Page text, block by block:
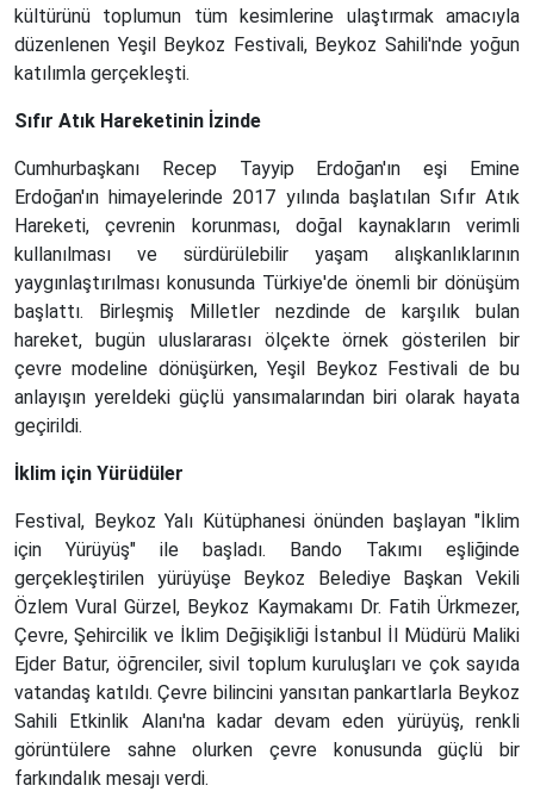
kültürünü toplumun tüm kesimlerine ulaştırmak amacıyla
düzenlenen Yeşil Beykoz Festivali, Beykoz Sahili'nde yoğun
katılımla gerçekleşti.
Sıfır Atık Hareketinin İzinde
Cumhurbaşkanı Recep Tayyip Erdoğan'ın eşi Emine
Erdoğan'ın himayelerinde 2017 yılında başlatılan Sıfır Atık
Hareketi, çevrenin korunması, doğal kaynakların verimli
kullanılması ve sürdürülebilir yaşam alışkanlıklarının
yaygınlaştırılması konusunda Türkiye'de önemli bir dönüşüm
başlattı. Birleşmiş Milletler nezdinde de karşılık bulan
hareket, bugün uluslararası ölçekte örnek gösterilen bir
çevre modeline dönüşürken, Yeşil Beykoz Festivali de bu
anlayışın yereldeki güçlü yansımalarından biri olarak hayata
geçirildi.
İklim için Yürüdüler
Festival, Beykoz Yalı Kütüphanesi önünden başlayan "İklim
için Yürüyüş" ile başladı. Bando Takımı eşliğinde
gerçekleştirilen yürüyüşe Beykoz Belediye Başkan Vekili
Özlem Vural Gürzel, Beykoz Kaymakamı Dr. Fatih Ürkmezer,
Çevre, Şehircilik ve İklim Değişikliği İstanbul İl Müdürü Maliki
Ejder Batur, öğrenciler, sivil toplum kuruluşları ve çok sayıda
vatandaş katıldı. Çevre bilincini yansıtan pankartlarla Beykoz
Sahili Etkinlik Alanı'na kadar devam eden yürüyüş, renkli
görüntülere sahne olurken çevre konusunda güçlü bir
farkındalık mesajı verdi.